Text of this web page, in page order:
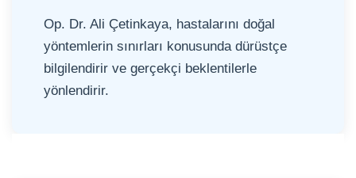
Op. Dr. Ali Çetinkaya, hastalarını doğal
yöntemlerin sınırları konusunda dürüstçe
bilgilendirir ve gerçekçi beklentilerle
yönlendirir.